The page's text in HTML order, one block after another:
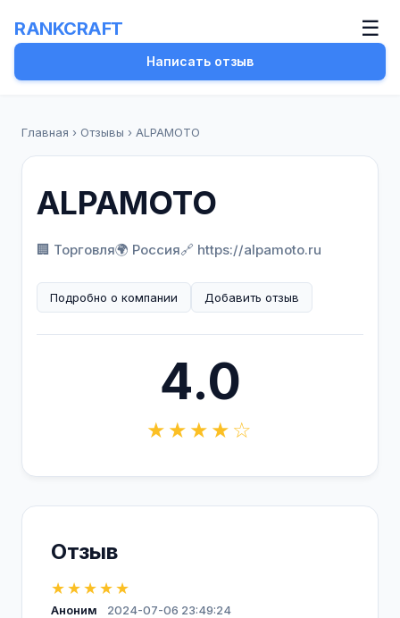
RANKCRAFT ☰
Написать отзыв
Главная › Отзывы › ALPAMOTO
ALPAMOTO
🏢 Торговля🌍 Россия🔗 https://alpamoto.ru
Подробно о компании Добавить отзыв
4.0
★★★★☆
Отзыв
★★★★★
Аноним
2024-07-06 23:49:24